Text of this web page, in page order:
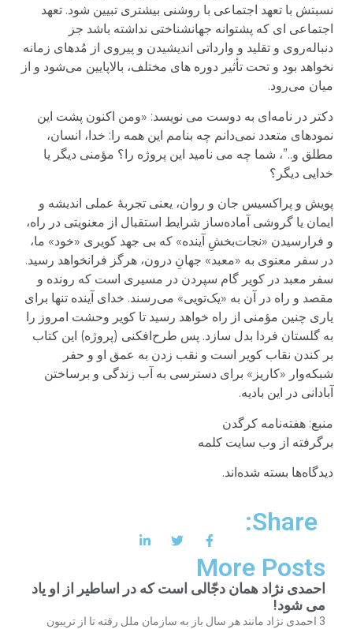
نسبتش با تعهد اجتماعی با ‌روشنی بیشتری تبیین شود. تعهد
اجتماعی ای که پشتوانه جهانشناختی نداشته باشد جز
دنباله‌روی و تقلید و وارداتی اندیشیدن و پیروی از مُدهای زمانه
نخواهد بود و تحت تأثیر دوره های مختلف، بالاپایین می‌شود و از
میان می‌رود.
دکتر در نامه‌ای به دوست می نویسد: «ومن اکنون پشت این
نمودهای متعدد نمی‌دانم چه بنامم این همه را: خدا، انسان،
مطلق و..”، شما چه می نامید این پروژه را؟ مؤمنی دیگر یا
خدایی دیگر؟
پویش و پراکسیس جان و روان، یعنی تجربهٔ عملی اندیشه و
ایمان یا گروشی آماده‌ساز شرایط استقبال از معنویتی در راه،
و فرارسیدن «نجات‌بخشِ آینده» که بی جهد کویری «خود» ما،
در سفر معنوی‌ به «معبد» جهانِ درون، هرگز فرانخواهد رسید.
سفر معبد در کویر گام سپردن در مسیری است که رونده و
مقصد و راه در آن به «یک‌تویی» می‌رسند. خدای آینده تنها برای
یاری چنین مؤمنی از راه خواهد رسید تا کویر وحشت امروز را
به گلستان فردا بدل سازد. پس طرح‌افکنی (پروژه) این کتاب
بر کندن نقاب کویر است و نقب زدن به عمق او و حفر
شبکه‌وار «کاریز» برای دسترسی به آب زندگی و برساختن
آبادانی در این بادیه.
منبع: هفته‌نامه کرگدن
برگرفته از وب سایت کلمه
دیدگاه‌ها بسته شده‌اند.
Share:
More Posts
احمدی نژاد همان دجّالی است که در اساطیر از او یاد
می شود!
3 احمدی نژاد مانند هر سال باز به سازمان ملل رفته تا از تریبون